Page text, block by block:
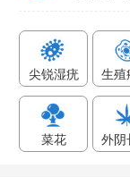
尖锐湿疣 生殖
菜花 外阴